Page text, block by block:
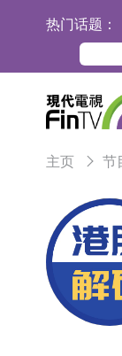
热门话题：
主页 节